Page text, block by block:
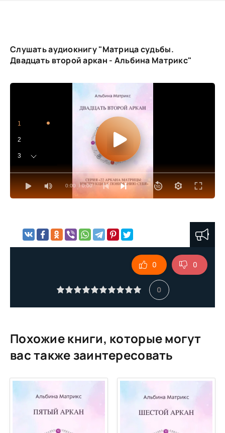
Слушать аудиокнигу "Матрица судьбы.
Двадцать второй аркан - Альбина Матрикс"
0:00 / 0:00
1
2
3
4
0
0 0
Похожие книги, которые могут
вас также заинтересовать